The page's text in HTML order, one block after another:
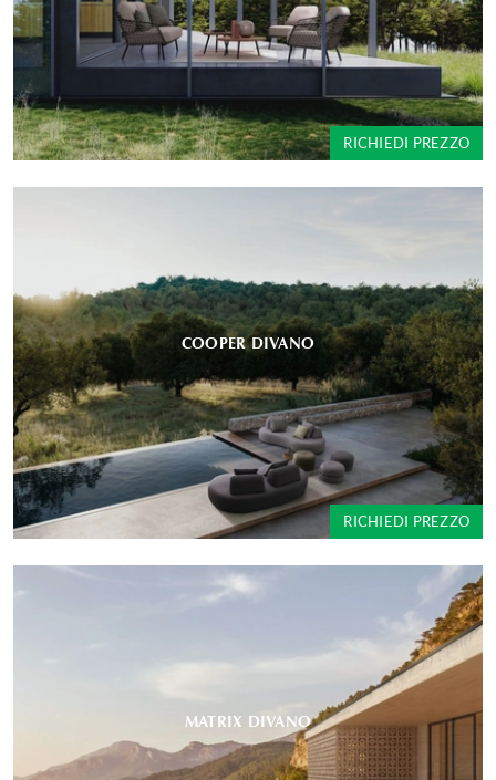
RICHIEDI PREZZO
COOPER DIVANO
RICHIEDI PREZZO
MATRIX DIVANO